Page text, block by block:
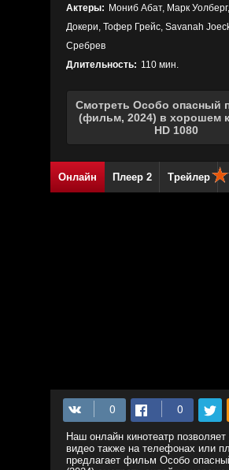
Актеры: Мониб Абат, Марк
Докери, Тофер Грейс, Savanah
Сребрев
Длительность: 110 мин.
Смотреть Особо опасный
(фильм, 2024) в хорошем
HD 1080
Онлайн Плеер 2 Трейлер
Наш онлайн кинотеатр позволяет
видео также на телефонах или
предлагает фильм Особо